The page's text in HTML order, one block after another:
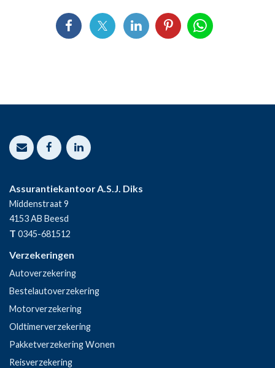
Assurantiekantoor A.S.J. Diks
Middenstraat 9
4153 AB Beesd
T 0345-681512
Verzekeringen
Autoverzekering
Bestelautoverzekering
Motorverzekering
Oldtimerverzekering
Pakketverzekering Wonen
Reisverzekering